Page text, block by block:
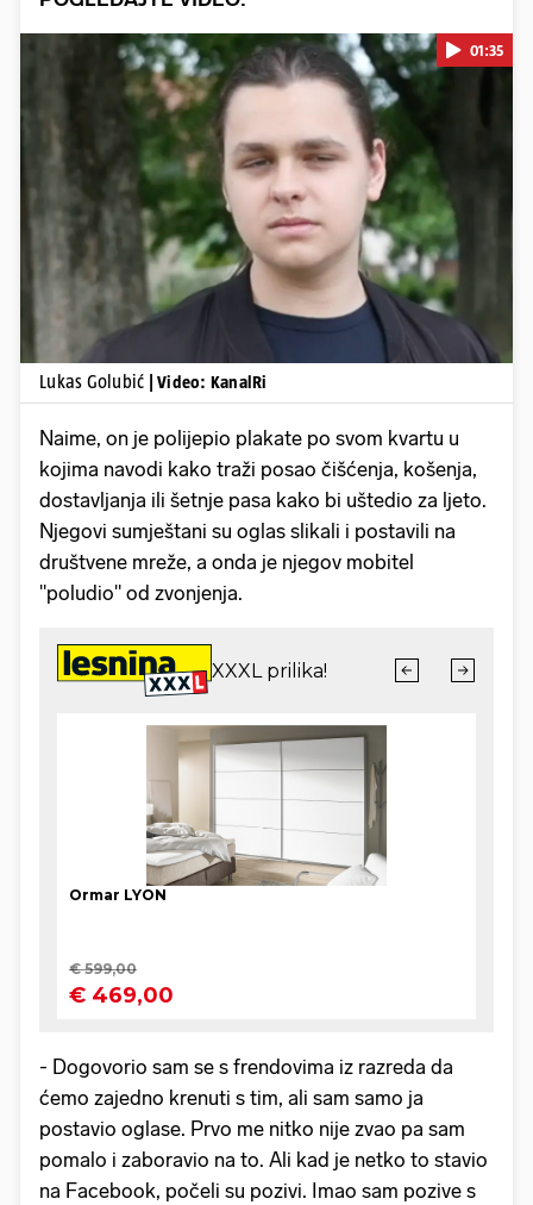
Pokretanje videa...
01:35
Lukas Golubić | Video: KanalRi
Naime, on je polijepio plakate po svom kvartu u
kojima navodi kako traži posao čišćenja, košenja,
dostavljanja ili šetnje pasa kako bi uštedio za ljeto.
Njegovi sumještani su oglas slikali i postavili na
društvene mreže, a onda je njegov mobitel
"poludio" od zvonjenja.
- Dogovorio sam se s frendovima iz razreda da
ćemo zajedno krenuti s tim, ali sam samo ja
postavio oglase. Prvo me nitko nije zvao pa sam
pomalo i zaboravio na to. Ali kad je netko to stavio
na Facebook, počeli su pozivi. Imao sam pozive s